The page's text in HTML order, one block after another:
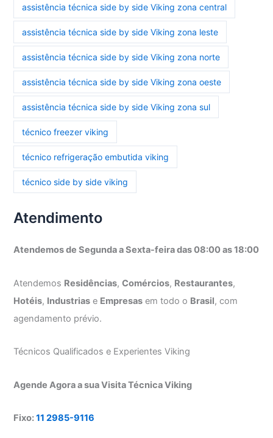
assistência técnica side by side Viking zona central
assistência técnica side by side Viking zona leste
assistência técnica side by side Viking zona norte
assistência técnica side by side Viking zona oeste
assistência técnica side by side Viking zona sul
técnico freezer viking
técnico refrigeração embutida viking
técnico side by side viking
Atendimento
Atendemos de Segunda a Sexta-feira das 08:00 as 18:00
Atendemos Residências,Comércios, Restaurantes,
Hotéis, Industrias e Empresas em todo o Brasil, com
agendamento prévio.
Técnicos Qualificados e Experientes Viking
Agende Agora a sua Visita Técnica Viking
Fixo:11 2985-9116